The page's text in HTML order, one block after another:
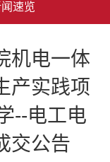
速览
机电一体
产实践项
--电工电
交公告